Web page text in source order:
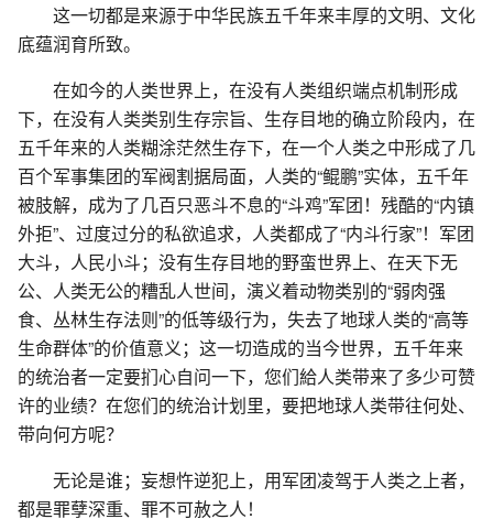
这一切都是来源于中华民族五千年来丰厚的文明、文化
底蕴润育所致。
在如今的人类世界上，在没有人类组织端点机制形成
下，在没有人类类别生存宗旨、生存目地的确立阶段内，在
五千年来的人类糊涂茫然生存下，在一个人类之中形成了几
百个军事集团的军阀割据局面，人类的“鲲鹏”实体，五千年
被肢解，成为了几百只恶斗不息的“斗鸡”军团！残酷的“内镇
外拒”、过度过分的私欲追求，人类都成了“内斗行家”！军团
大斗，人民小斗；没有生存目地的野蛮世界上、在天下无
公、人类无公的糟乱人世间，演义着动物类别的“弱肉强
食、丛林生存法则”的低等级行为，失去了地球人类的“高等
生命群体”的价值意义；这一切造成的当今世界，五千年来
的统治者一定要扪心自问一下，您们給人类带来了多少可赞
许的业绩？在您们的统治计划里，要把地球人类带往何处、
带向何方呢？
无论是谁；妄想忤逆犯上，用军团凌驾于人类之上者，
都是罪孽深重、罪不可赦之人！